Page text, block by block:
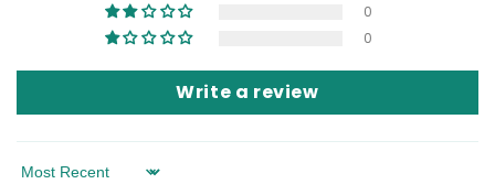
0
0
Write a review
Sort by